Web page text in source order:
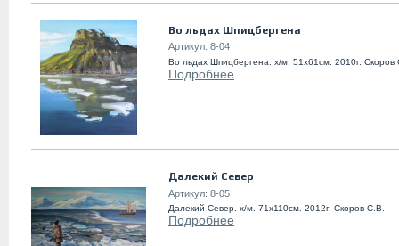
Во льдах Шпицбергена
Артикул: 8-04
Во льдах Шпицбергена. х/м. 51х61см. 2010г. Скоров
Подробнее
Далекий Север
Артикул: 8-05
Далекий Север. х/м. 71х110см. 2012г. Скоров С.В.
Подробнее